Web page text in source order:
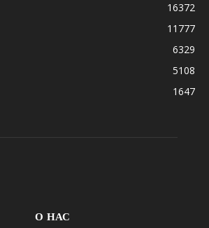
16372
11777
6329
5108
1647
О НАС